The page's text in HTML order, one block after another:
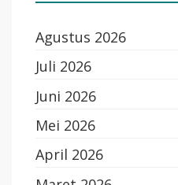
Agustus 2026
Juli 2026
Juni 2026
Mei 2026
April 2026